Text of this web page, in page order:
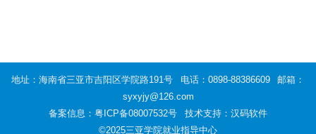
地址：海南省三亚市吉阳区学院路191号 电话：0898-88386609
邮箱：
syxyjy@126.com
备案信息：粤ICP备08007532号
技术支持：汉码软件
©2025三亚学院就业指导中心